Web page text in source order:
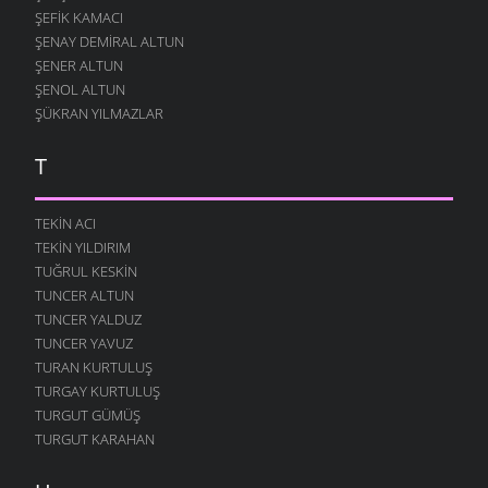
NAY
ATASÖZLERI- 6 ARALIK 2005
AĞLAYANA
ATASÖZLERI- 6 ARALIK 2005
PEYNIR
ATASÖZLERI- 6 ARALIK 2005
EV YIKANIN
ATASÖZLERI - 6 ARALIK 2005
ELLERIN YAĞI
ATASÖZLERI- 6 ARALIK 2005
ELDEN GELEN
ATASÖZLERI- 6 ARALIK 2005
BÜYÜGÜNUN
ATASÖZLERI- 6 ARALIK 2005
ATASÖZLERI
ŞEFIK KAMACI
ŞENAY DEMIRAL ALTUN
ŞENER ALTUN
ŞENOL ALTUN
ŞÜKRAN YILMAZLAR
T
TEKIN ACI
TEKIN YILDIRIM
TUĞRUL KESKIN
TUNCER ALTUN
TUNCER YALDUZ
TUNCER YAVUZ
TURAN KURTULUŞ
TURGAY KURTULUŞ
TURGUT GÜMÜŞ
TURGUT KARAHAN